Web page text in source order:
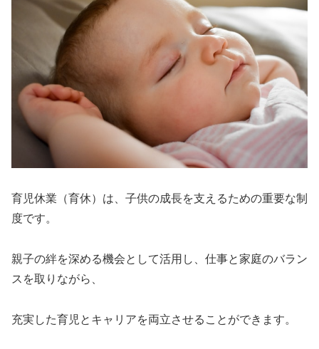
育児休業（育休）は、子供の成長を支えるための重要な制
度です。
親子の絆を深める機会として活用し、仕事と家庭のバラン
スを取りながら、
充実した育児とキャリアを両立させることができます。